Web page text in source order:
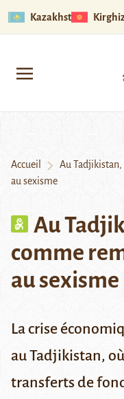
Kazakhstan
Accueil
Au Tadjikistan,
au sexisme
Au
comme
au sexisme
La crise
au Tadjikistan,
transferts de